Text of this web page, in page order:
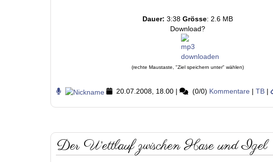
Dauer: 3:38 Grösse: 2.6 MB
Download?
(rechte Maustaste, "Ziel speichern unter" wählen)
20.07.2008, 18.00 | (0/0) Kommentare | TB |
Der Wettlauf zwischen Hase und Igel